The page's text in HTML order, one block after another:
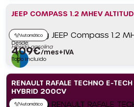
JEEP COMPASS 1.2 MHEV
Automático
Híbrido gasolina
Desde:
409€/mes+IVA
Todo incluido
RENAULT RAFALE TECHNO E-TECH
HYBRID 200CV
Automático